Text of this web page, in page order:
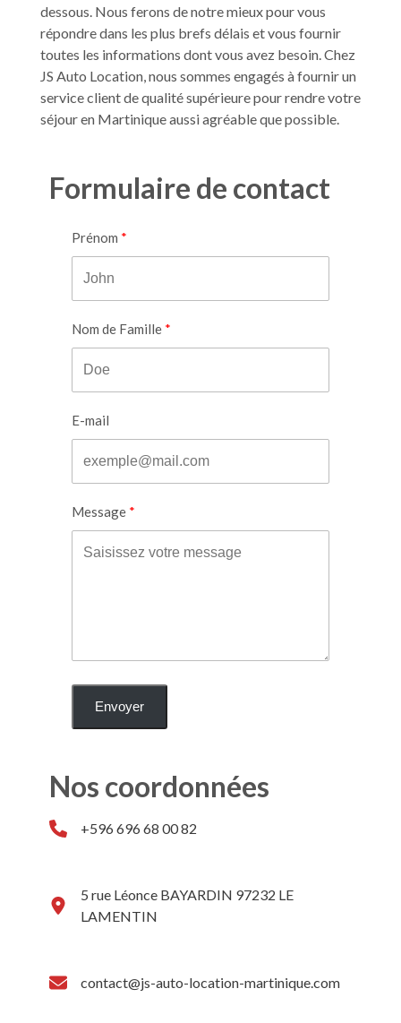
dessous. Nous ferons de notre mieux pour vous
répondre dans les plus brefs délais et vous fournir
toutes les informations dont vous avez besoin. Chez
JS Auto Location, nous sommes engagés à fournir un
service client de qualité supérieure pour rendre votre
séjour en Martinique aussi agréable que possible.
Formulaire de contact
Prénom
Nom de Famille
E-mail
Message
Envoyer
Nos coordonnées
+596 696 68 00 82
5 rue Léonce BAYARDIN 97232 LE
LAMENTIN
contact@js-auto-location-martinique.com